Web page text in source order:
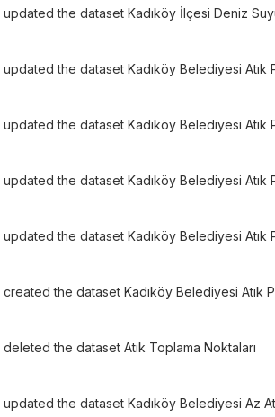
updated the dataset Kadıköy İlçesi Deniz
updated the dataset Kadıköy Belediyesi Atık
updated the dataset Kadıköy Belediyesi Atık
updated the dataset Kadıköy Belediyesi Atık
updated the dataset Kadıköy Belediyesi Atık
created the dataset Kadıköy Belediyesi Atık
deleted the dataset Atık Toplama Noktaları
updated the dataset Kadıköy Belediyesi Az